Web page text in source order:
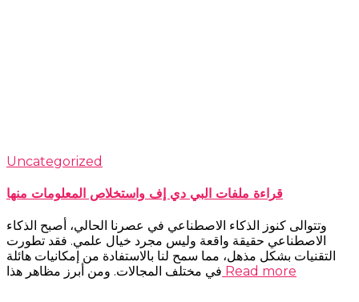
Uncategorized
قراءة ملفات البي دي إف واستخلاص المعلومات منها
وتتوالى كنوز الذكاء الاصطناعي في عصرنا الحالي، أصبح الذكاء
الاصطناعي حقيقة واقعة وليس مجرد خيال علمي. فقد تطورت
التقنيات بشكل مذهل، مما سمح لنا بالاستفادة من إمكانيات هائلة
في مختلف المجالات. ومن أبرز مظاهر هذا Read more